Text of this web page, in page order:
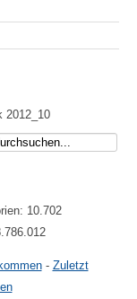
2012_10
10.702
- Zuletzt